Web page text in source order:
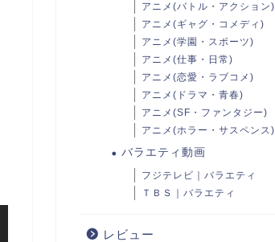
アニメ(バトル・アクション)
アニメ(ギャグ・コメディ)
アニメ(学園・スポーツ)
アニメ(仕事・日常)
アニメ(恋愛・ラブコメ)
アニメ(ドラマ・青春)
アニメ(SF・ファンタジー)
アニメ(ホラー・サスペンス)
バラエティ動画
フジテレビ｜バラエティ
ＴＢＳ｜バラエティ
レビュー